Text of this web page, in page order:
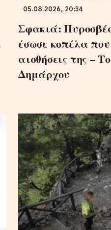
05.08.2026, 20:34
Σφακιά:
έσωσε κοπέλα
αισθήσεις της –
Δημάρχου